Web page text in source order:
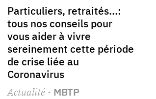
Particuliers, retraités...:
tous nos conseils pour
vous aider à vivre
sereinement cette période
de crise liée au
Coronavirus
Actualité · MBTP